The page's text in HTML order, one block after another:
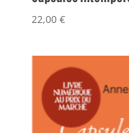
22,00 €